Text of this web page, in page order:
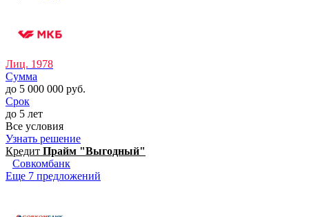
Лиц. 1978
Сумма
до 5 000 000 руб.
Срок
до 5 лет
Все условия
Узнать решение
Кредит Прайм "Выгодный"
Совкомбанк
Еще 7 предложений